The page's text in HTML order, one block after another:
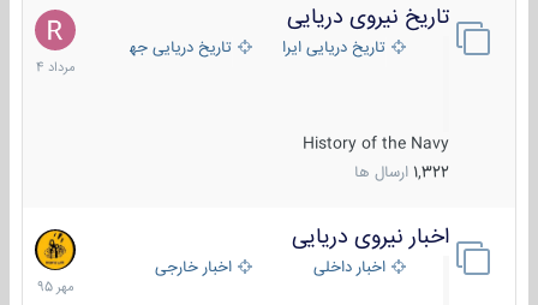
تاریخ نیروی دریایی
تاریخ دریایی ایران تاریخ دریایی جهان
History of the Navy
1,322 ارسال ها
16
مرداد
1404
اخبار نیروی دریایی
اخبار داخلی اخبار خارجی
27
مهر
1395